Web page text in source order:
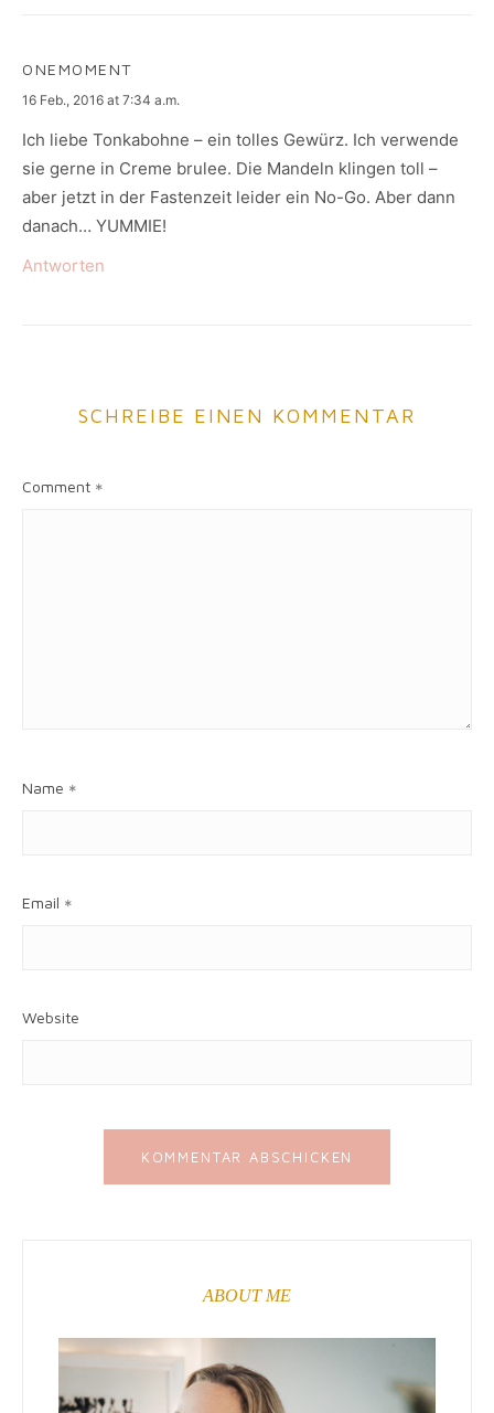
ONEMOMENT
says:
16 Feb., 2016 at 7:34 a.m.
Ich liebe Tonkabohne – ein tolles Gewürz. Ich verwende
sie gerne in Creme brulee. Die Mandeln klingen toll –
aber jetzt in der Fastenzeit leider ein No-Go. Aber dann
danach… YUMMIE!
Antworten
SCHREIBE EINEN KOMMENTAR
Comment *
Name *
Email *
Website
ABOUT ME